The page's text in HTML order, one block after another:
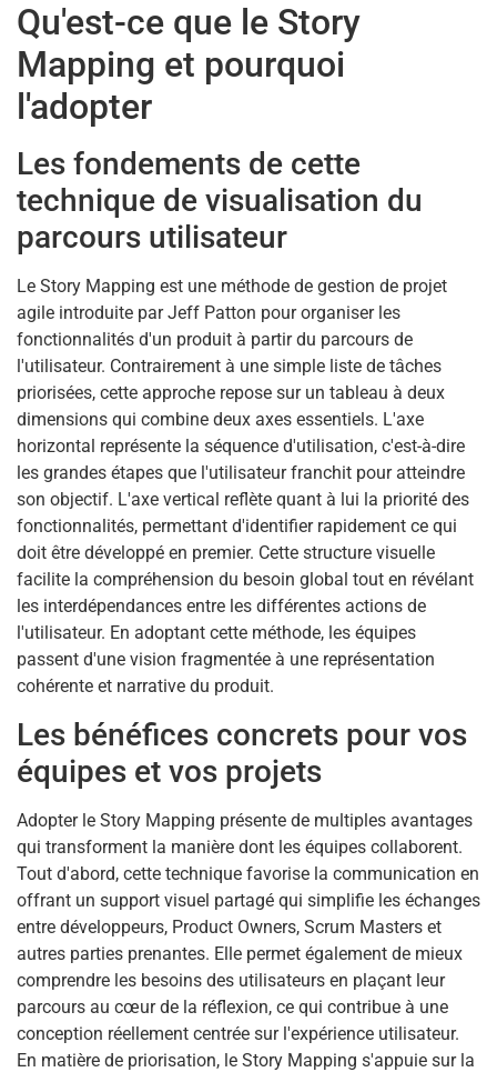
Qu'est-ce que le Story
Mapping et pourquoi
l'adopter
Les fondements de cette
technique de visualisation du
parcours utilisateur
Le Story Mapping est une méthode de gestion de projet
agile introduite par Jeff Patton pour organiser les
fonctionnalités d'un produit à partir du parcours de
l'utilisateur. Contrairement à une simple liste de tâches
priorisées, cette approche repose sur un tableau à deux
dimensions qui combine deux axes essentiels. L'axe
horizontal représente la séquence d'utilisation, c'est-à-dire
les grandes étapes que l'utilisateur franchit pour atteindre
son objectif. L'axe vertical reflète quant à lui la priorité des
fonctionnalités, permettant d'identifier rapidement ce qui
doit être développé en premier. Cette structure visuelle
facilite la compréhension du besoin global tout en révélant
les interdépendances entre les différentes actions de
l'utilisateur. En adoptant cette méthode, les équipes
passent d'une vision fragmentée à une représentation
cohérente et narrative du produit.
Les bénéfices concrets pour vos
équipes et vos projets
Adopter le Story Mapping présente de multiples avantages
qui transforment la manière dont les équipes collaborent.
Tout d'abord, cette technique favorise la communication en
offrant un support visuel partagé qui simplifie les échanges
entre développeurs, Product Owners, Scrum Masters et
autres parties prenantes. Elle permet également de mieux
comprendre les besoins des utilisateurs en plaçant leur
parcours au cœur de la réflexion, ce qui contribue à une
conception réellement centrée sur l'expérience utilisateur.
En matière de priorisation, le Story Mapping s'appuie sur la